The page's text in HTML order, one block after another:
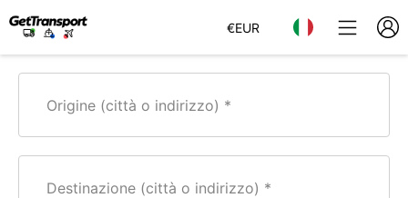
€EUR
Origine (città o indirizzo)
Destinazione (città o indirizzo)